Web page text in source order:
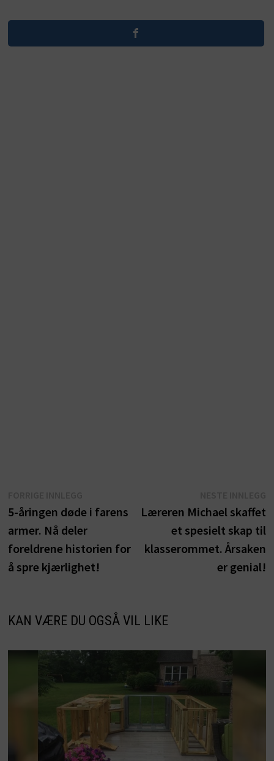
innlegg:
5-åringen døde i farens
armer. Nå deler
foreldrene historien for
å spre kjærlighet!
Læreren Michael skaffet
et spesielt skap til
klasserommet. Årsaken
er genial!
KAN VÆRE DU OGSÅ VIL LIKE